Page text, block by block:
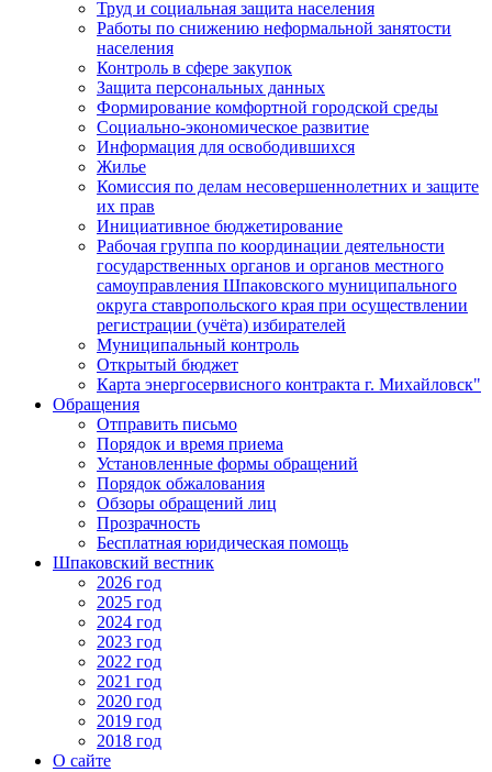
Труд и социальная защита населения
Работы по снижению неформальной занятости
населения
Контроль в сфере закупок
Защита персональных данных
Формирование комфортной городской среды
Социально-экономическое развитие
Информация для освободившихся
Жилье
Комиссия по делам несовершеннолетних и защите
их прав
Инициативное бюджетирование
Рабочая группа по координации деятельности
государственных органов и органов местного
самоуправления Шпаковского муниципального
округа ставропольского края при осуществлении
регистрации (учёта) избирателей
Муниципальный контроль
Открытый бюджет
Карта энергосервисного контракта г. Михайловск"
Обращения
Отправить письмо
Порядок и время приема
Установленные формы обращений
Порядок обжалования
Обзоры обращений лиц
Прозрачность
Бесплатная юридическая помощь
Шпаковский вестник
2026 год
2025 год
2024 год
2023 год
2022 год
2021 год
2020 год
2019 год
2018 год
О сайте